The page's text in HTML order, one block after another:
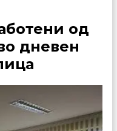
од
дневен